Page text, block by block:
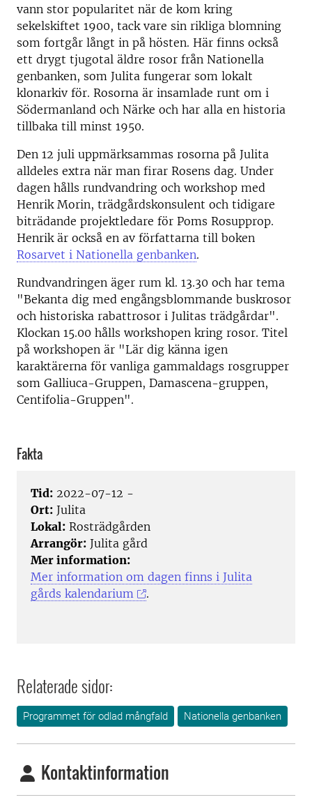
vann stor popularitet när de kom kring
sekelskiftet 1900, tack vare sin rikliga blomning
som fortgår långt in på hösten. Här finns också
ett drygt tjugotal äldre rosor från Nationella
genbanken, som Julita fungerar som lokalt
klonarkiv för. Rosorna är insamlade runt om i
Södermanland och Närke och har alla en historia
tillbaka till minst 1950.
Den 12 juli uppmärksammas rosorna på Julita
alldeles extra när man firar Rosens dag. Under
dagen hålls rundvandring och workshop med
Henrik Morin, trädgårdskonsulent och tidigare
biträdande projektledare för Poms Rosupprop.
Henrik är också en av författarna till boken
Rosarvet i Nationella genbanken.
Rundvandringen äger rum kl. 13.30 och har tema
"Bekanta dig med engångsblommande buskrosor
och historiska rabattrosor i Julitas trädgårdar".
Klockan 15.00 hålls workshopen kring rosor. Titel
på workshopen är "Lär dig känna igen
karaktärerna för vanliga gammaldags rosgrupper
som Galliuca-Gruppen, Damascena-gruppen,
Centifolia-Gruppen".
Fakta
Tid: 2022-07-12 -
Ort: Julita
Lokal: Rosträdgården
Arrangör: Julita gård
Mer information:
Mer information om dagen finns i Julita
gårds kalendarium
.
Relaterade sidor:
Programmet för odlad mångfald Nationella genbanken
Kontaktinformation